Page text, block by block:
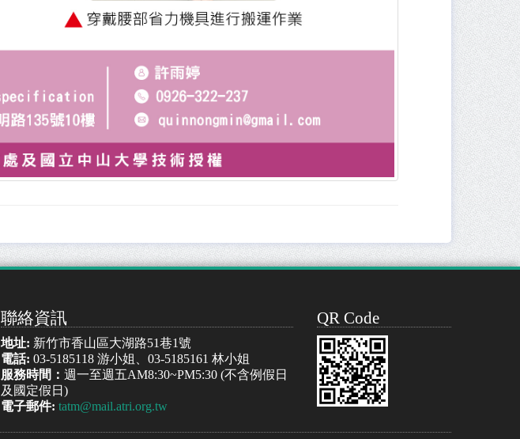
聯絡資訊
地址: 新竹市香山區大湖路51巷1號
電話: 03-5185118 游小姐、03-5185161 林小姐
服務時間： 週一至週五AM8:30~PM5:30 (不含例假日
及國定假日)
電子郵件: tatm@mail.atri.org.tw
QR Code